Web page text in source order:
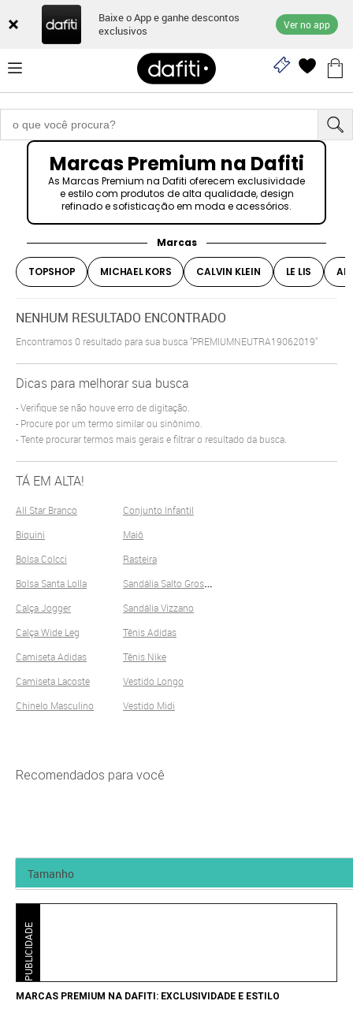
Baixe o App e ganhe descontos
exclusivos
Ver no app
Marcas Premium na Dafiti
As Marcas Premium na Dafiti oferecem exclusividade
e estilo com produtos de alta qualidade, design
refinado e sofisticação em moda e acessórios.
Marcas
TOPSHOP MICHAEL KORS CALVIN KLEIN LE LIS
NENHUM RESULTADO ENCONTRADO
Encontramos0 resultado para sua busca"PREMIUMNEUTRA19062019"
Dicas para melhorar sua busca
Verifique se não houve erro de digitação.
Procure por um termo similar ou sinônimo.
Tente procurar termos mais gerais e filtrar o resultado da busca.
TÁ EM ALTA!
All Star Branco
Biquini
Bolsa Colcci
Bolsa Santa Lolla
Calça Jogger
Calça Wide Leg
Camiseta Adidas
Camiseta Lacoste
Chinelo Masculino
Conjunto Infantil
Maiô
Rasteira
S
andália Salto Grosso
Sandália Vizzano
Tênis Adidas
Tênis Nike
Vestido Longo
Vestido Midi
Recomendados para você
PUBLICIDADE
MARCAS PREMIUM NA DAFITI: EXCLUSIVIDADE E ESTILO